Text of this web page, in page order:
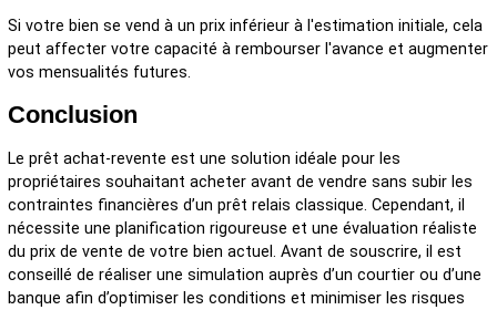
Si votre bien se vend à un prix inférieur à l'estimation initiale, cela
peut affecter votre capacité à rembourser l'avance et augmenter
vos mensualités futures.
Conclusion
Le prêt achat-revente est une solution idéale pour les
propriétaires souhaitant acheter avant de vendre sans subir les
contraintes financières d’un prêt relais classique. Cependant, il
nécessite une planification rigoureuse et une évaluation réaliste
du prix de vente de votre bien actuel. Avant de souscrire, il est
conseillé de réaliser une simulation auprès d’un courtier ou d’une
banque afin d’optimiser les conditions et minimiser les risques